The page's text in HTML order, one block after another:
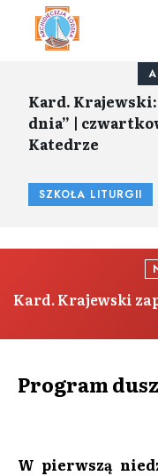
Kard. Krajewski:
dnia” |
Katedrze
SZKOŁA LITURGII
Kard. Krajewski
Program
W pierwszą